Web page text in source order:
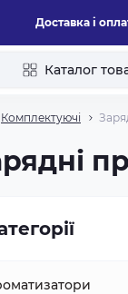
Доставка і
Каталог
Комплектуючі